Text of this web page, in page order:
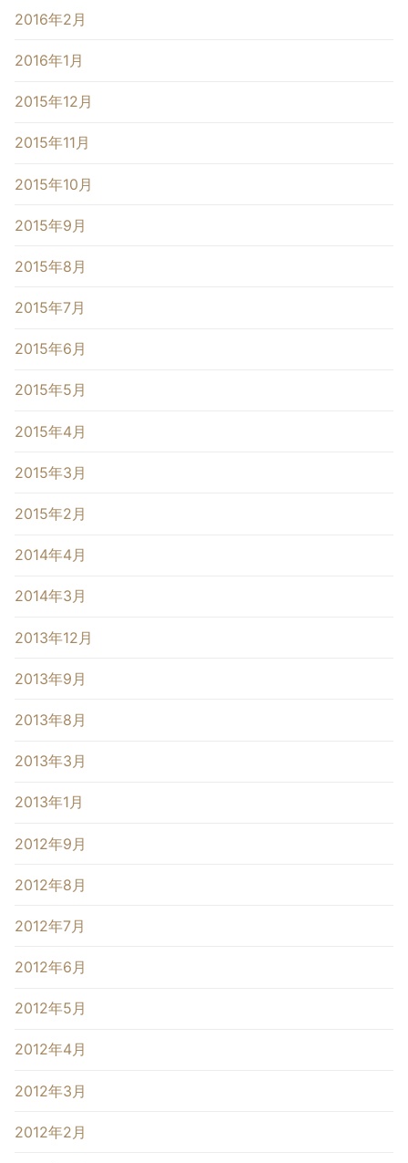
2016年2月
2016年1月
2015年12月
2015年11月
2015年10月
2015年9月
2015年8月
2015年7月
2015年6月
2015年5月
2015年4月
2015年3月
2015年2月
2014年4月
2014年3月
2013年12月
2013年9月
2013年8月
2013年3月
2013年1月
2012年9月
2012年8月
2012年7月
2012年6月
2012年5月
2012年4月
2012年3月
2012年2月